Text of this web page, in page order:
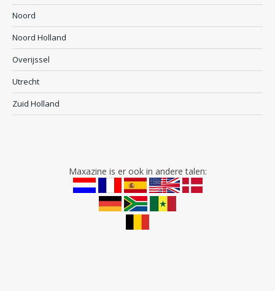
Noord
Noord Holland
Overijssel
Utrecht
Zuid Holland
Maxazine is er ook in andere talen: